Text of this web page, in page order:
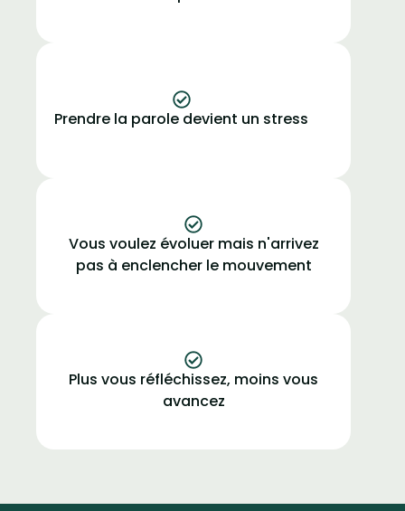
Prendre la parole devient un stress
Vous voulez évoluer mais n'arrivez
pas à enclencher le mouvement
Plus vous réfléchissez, moins vous
avancez